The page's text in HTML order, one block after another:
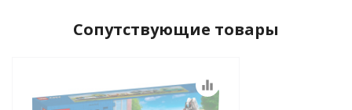
Сопутствующие товары
equalizer